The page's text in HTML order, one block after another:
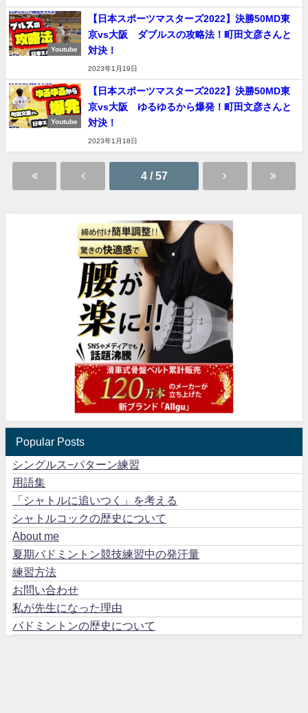
Youtube
【日本スポーツマスターズ2022】決勝50MD東
京vs大阪 ダブルスの攻略法！町田文彦さんと
対決！
2023年1月19日
Youtube
【日本スポーツマスターズ2022】決勝50MD東
京vs大阪 ゆるゆるから爆発！町田文彦さんと
対決！
2023年1月18日
4 / 57
Popular Posts
シングルス−パターン練習
用語集
「シャトルに追いつく」を考える
シャトルコックの歴史について
About me
夏期バドミントン競技練習中の発汗量
練習方法
お問い合わせ
私が先生になった理由
バドミントンの歴史について